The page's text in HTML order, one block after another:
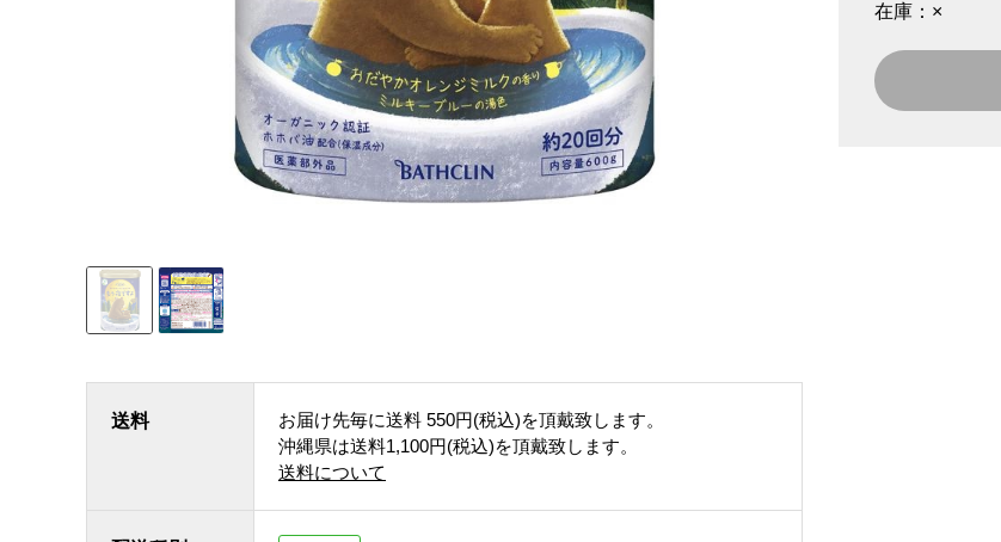
送料 お届け先毎に送料 550円(税込)を頂戴致します。
沖縄県は送料1,100円(税込)を頂戴致します。
送料について
在庫： ×